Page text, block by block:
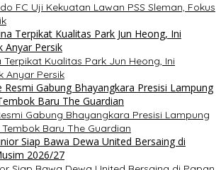
FC Uji Kekuatan Lawan PSS Sleman, Fokus
Terpikat Kualitas Park Jun Heong, Ini
Anyar Persik
Gabung Bhayangkara Presisi Lampung
Baru The Guardian